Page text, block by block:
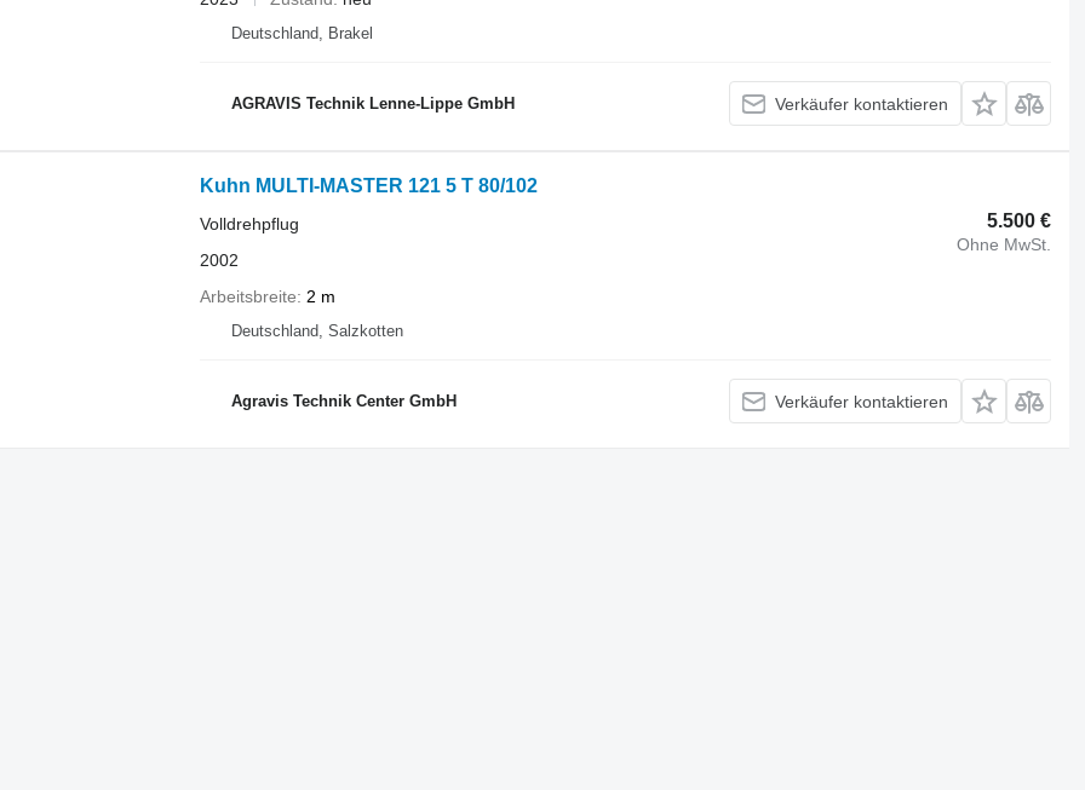
Deutschland, Brakel
AGRAVIS Technik Lenne-Lippe GmbH Verkäufer kontaktieren
Kuhn MULTI-MASTER 121 5 T 80/102
5.500 €
Ohne MwSt.
Volldrehpflug
2002
Arbeitsbreite
2 m
Deutschland, Salzkotten
Agravis Technik Center GmbH Verkäufer kontaktieren